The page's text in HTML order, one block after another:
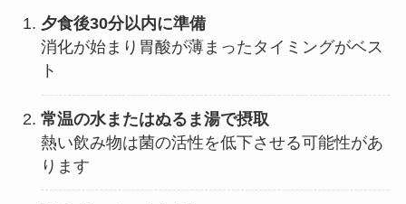
夕食後30分以内に準備
消化が始まり胃酸が薄まったタイミングがベス
ト
常温の水またはぬるま湯で摂取
熱い飲み物は菌の活性を低下させる可能性があ
ります